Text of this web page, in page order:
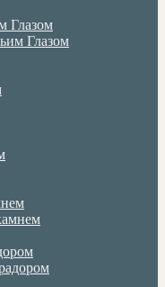
Глазом
Глазом